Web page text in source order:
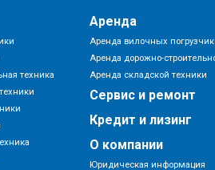
техника
Аренда
Аренда вилочных
Аренда дорожно-
Аренда складской техники
Сервис и ремонт
Кредит и лизинг
О компании
Юридическая информация